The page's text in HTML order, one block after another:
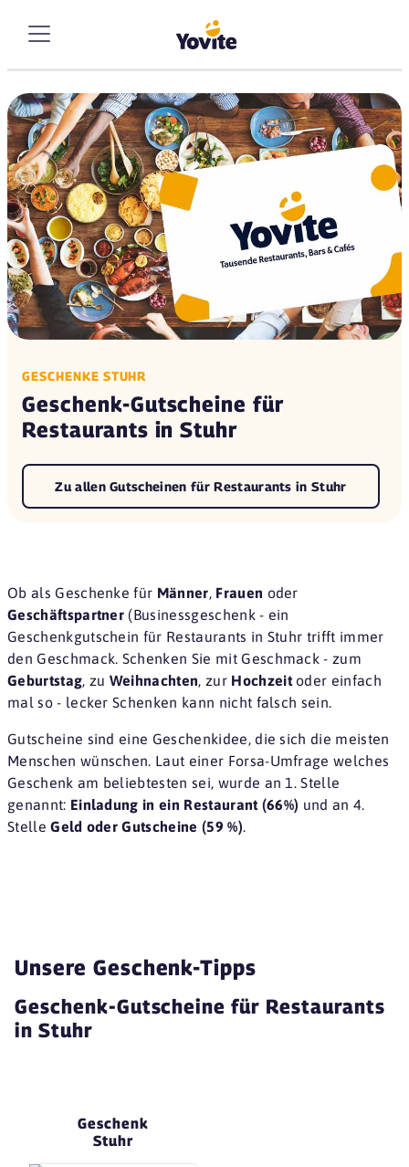
GESCHENKE STUHR
Geschenk-Gutscheine für
Restaurants in Stuhr
Zu allen Gutscheinen für Restaurants in Stuhr
Ob als Geschenke für Männer, Frauen oder
Geschäftspartner (Businessgeschenk - ein
Geschenkgutschein für Restaurants in Stuhr trifft immer
den Geschmack. Schenken Sie mit Geschmack - zum
Geburtstag, zu Weihnachten, zur Hochzeitoder einfach
mal so - lecker Schenken kann nicht falsch sein.
Gutscheine sind eine Geschenkidee, die sich die meisten
Menschen wünschen. Laut einer Forsa-Umfrage welches
Geschenk am beliebtesten sei, wurde an 1. Stelle
genannt: Einladung in ein Restaurant (66%) und an 4.
StelleGeld oder Gutscheine (59 %).
Unsere Geschenk-Tipps
Geschenk-Gutscheine für Restaurants
in Stuhr
Geschenk
Stuhr